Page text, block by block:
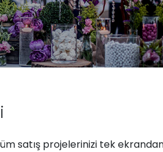
satış projelerinizi tek